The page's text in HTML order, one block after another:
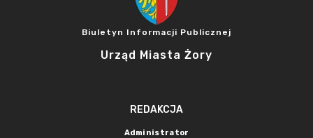
Biuletyn Informacji Publicznej
Urząd Miasta Żory
REDAKCJA
Administrator